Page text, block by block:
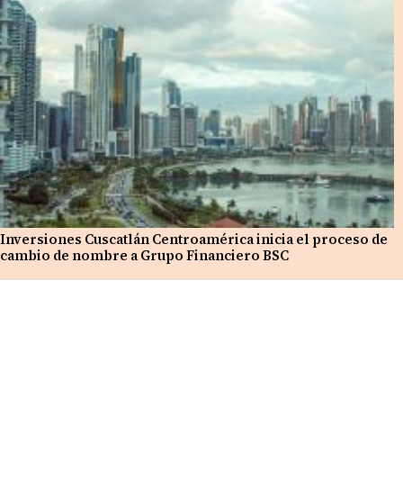
Inversiones Cuscatlán Centroamérica inicia el proceso de
cambio de nombre a Grupo Financiero BSC